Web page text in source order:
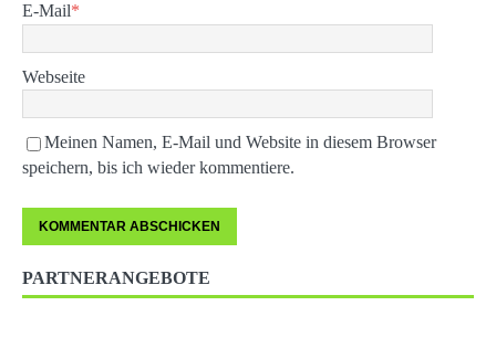
E-Mail*
Webseite
Meinen Namen, E-Mail und Website in diesem Browser
speichern, bis ich wieder kommentiere.
PARTNERANGEBOTE